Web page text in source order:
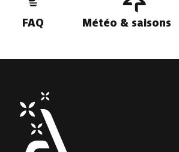
FAQ Météo & saisons